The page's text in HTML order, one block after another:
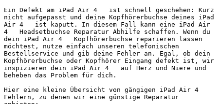
Ein Defekt am iPad Air 4   ist schnell geschehen: Kurz
nicht aufgepasst und deine Kopfhörerbuchse deines iPad
Air 4   ist kaputt. In diesem Fall kann eine iPad Air
4   Headsetbuchse Reparatur Abhilfe schaffen. Wenn du
dein iPad Air 4   Kopfhörerbuchse reparieren lassen
möchtest, nutze einfach unseren telefonischen
Bestellservice und gib deine Fehler an. Egal, ob dein
Kopfhörerbuchse oder Kopfhörer Eingang defekt ist, wir
inspizieren dein iPad Air 4   auf Herz und Niere und
beheben das Problem für dich.
Hier eine kleine Übersicht von gängigen iPad Air 4
Fehlern, zu denen wir eine günstige Reparatur